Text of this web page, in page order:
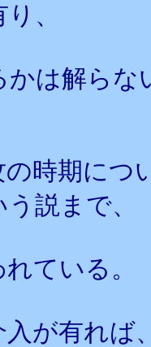
、
は解らな
の時期につ
説まで、
ている。
入が有れば